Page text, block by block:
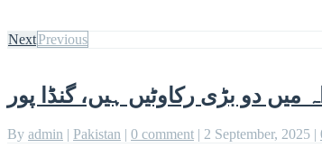
NextPrevious
دو بڑی رکاوٹیں ہیں، گنڈا پور
By admin | Pakistan | 0 comment | 2 September, 2025 |